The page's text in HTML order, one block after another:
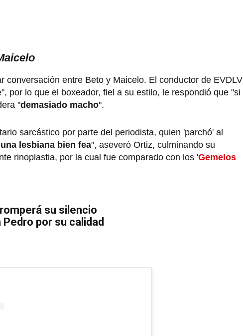
conversación entre Beto y Maicelo. El conductor de EVDLV
por lo que el boxeador, fiel a su estilo, le respondió que "si
"demasiado macho".
sarcástico por parte del periodista, quien 'parchó' al
lesbiana bien fea", aseveró Ortiz, culminando su
rinoplastia, por la cual fue comparado con los 'Gemelos
su silencio
Pedro por su calidad